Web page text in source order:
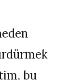
bu